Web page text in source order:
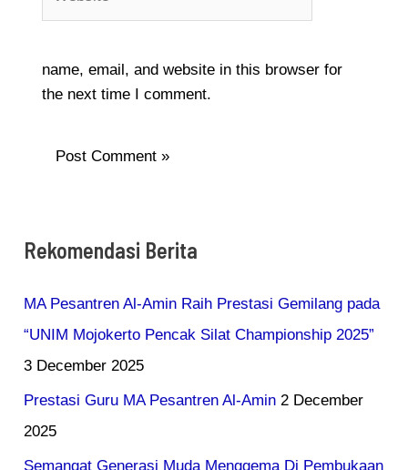
name, email, and website in this browser for
the next time I comment.
Rekomendasi Berita
MA Pesantren Al-Amin Raih Prestasi Gemilang pada
“UNIM Mojokerto Pencak Silat Championship 2025”
3 December 2025
Prestasi Guru MA Pesantren Al-Amin 2 December
2025
Semangat Generasi Muda Menggema Di Pembukaan